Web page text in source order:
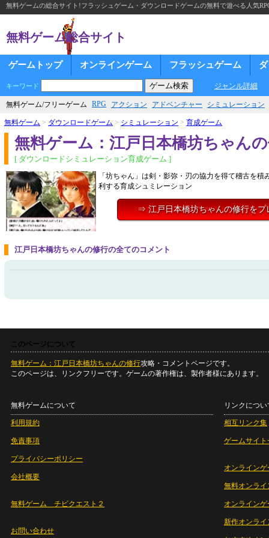
無料ゲームの総合サイト!フラッシュゲーム・ダウンロードゲームの無料で遊べる人気
無料ゲーム総合サイト
ゲームトップ オンラインゲーム フラッシュゲーム
キーワード ジャンル詳細
無料ゲーム/フリーゲーム RPG アクション アドベンチャー シミュレーション
無料ゲーム > ダウンロードゲーム > シミュレーション > 育成ゲーム
無料ゲーム：江戸日本橋坊ちゃん
[ ダウンロードシミュレーション育成ゲーム ]
「坊ちゃん」は剣・影弥・刃の協力を得て稽古を積
利する育成シュミレーション
⇒ 江戸日本橋坊ちゃんの修行をプ
江戸日本橋坊ちゃんの修行の全てのコメント
このページについて
無料ゲーム：江戸日本橋坊ちゃんの修行攻略・コメントページです。
このページは、リンクフリーです。ゲームの著作権は、製作者様にあります。
無料ゲームについて
利用規約
免責事項
プライバシーポリシー
会社概要
無料ゲーム チビクエスト２
お問い合わせ
リンクについ
相互リンク集
ゲームサイト
オンラインゲ
無料オンライ
オンライン
新作オンライ